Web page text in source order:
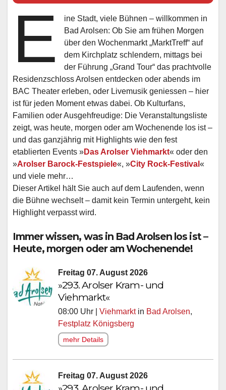
E
ine Stadt, viele Bühnen – willkommen in
Bad Arolsen: Ob Sie am frühen Morgen
über den Wochenmarkt „MarktTreff“ auf
dem Kirchplatz schlendern, mittags bei
der Führung „Grand Tour“ das prachtvolle
Residenzschloss Arolsen entdecken oder abends im
BAC Theater erleben, oder Livemusik geniessen – hier
ist für jeden Moment etwas dabei. Ob Kulturfans,
Familien oder Ausgehfreudige: Die Veranstaltungsliste
zeigt, was heute, morgen oder am Wochenende los ist –
und das ganzjährig mit Highlights wie den fest
etablierten Events »Das Arolser Viehmarkt« oder den
»Arolser Barock-Festspiele«, »City Rock-Festival «
und viele mehr…
Dieser Artikel hält Sie auch auf dem Laufenden, wenn
die Bühne wechselt – damit kein Termin untergeht, kein
Highlight verpasst wird.
Immer wissen, was in Bad Arolsen los ist –
Heute, morgen oder am Wochenende!
Freitag 07. August 2026
»293. Arolser Kram- und
Viehmarkt«
08:00 Uhr | Viehmarktin Bad Arolsen,
Festplatz Königsberg
mehr Details
Freitag 07. August 2026